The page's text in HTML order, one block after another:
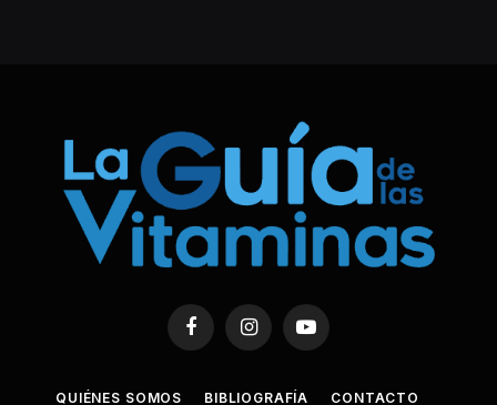
FacebookInstagramYouTube
QUIÉNES SOMOS BIBLIOGRAFÍA CONTACTO